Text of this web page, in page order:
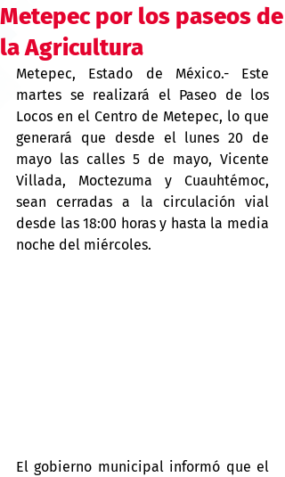
Metepec por los paseos de
la Agricultura
Metepec, Estado de México.- Este
martes se realizará el Paseo de los
Locos en el Centro de Metepec, lo que
generará que desde el lunes 20 de
mayo las calles 5 de mayo, Vicente
Villada, Moctezuma y Cuauhtémoc,
sean cerradas a la circulación vial
desde las 18:00 horas y hasta la media
noche del miércoles.
El gobierno municipal informó que el